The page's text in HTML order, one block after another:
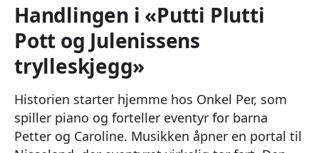
Handlingen i «Putti Plutti
Pott og Julenissens
trylleskjegg»
Historien starter hjemme hos Onkel Per, som
spiller piano og forteller eventyr for barna
Petter og Caroline. Musikken åpner en portal til